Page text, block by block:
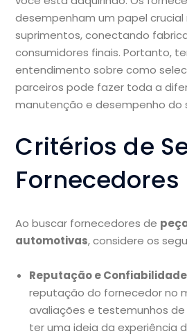
desempenham um papel
suprimentos, conectando
consumidores finais. Portanto,
entendimento sobre como
parceiros pode fazer toda a
manutenção e desempenho do
Critérios de
Fornecedores
Ao buscar fornecedores de
automotivas, considere os
Reputação e
reputação do fornecedor no
avaliações e testemunhos
ter uma ideia da experiência